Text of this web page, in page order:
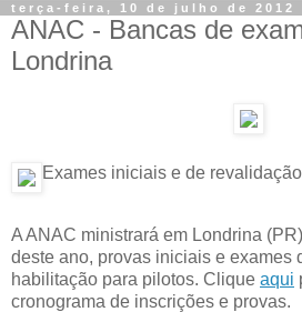
terça-feira, 10 de julho de 2012
ANAC - Bancas de
Londrina
Exames iniciais e de
A ANAC ministrará em Londrina
deste ano, provas iniciais e exames
habilitação para pilotos. Clique aqui
cronograma de inscrições e provas.